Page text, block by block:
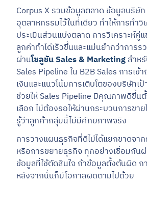
Corpus X รวมข้อมูลตลาด ข้อมูลบริษั
อุตสาหกรรมไว้ในที่เดียว ทำให้การทำวิ
ประเมินส่วนแบ่งตลาด การวิเคราะห์คู่
ลูกค้าทำได้เร็วขึ้นและแม่นยำกว่าการร
ผ่านโซลูชัน Sales & Marketingสำห
Sales Pipeline ใน B2B Sales การเข้
เงินและแนวโน้มการเติบโตของบริษัทเ
ช่วยให้ Sales Pipeline มีคุณภาพดีขึ้น
เลือก ไม่ต้องรอให้ผ่านกระบวนการขา
รู้ว่าลูกค้ากลุ่มนี้ไม่มีศักยภาพจริง
การวางแผนธุรกิจที่ดีไม่ได้แยกขาดจา
หรือการขยายธุรกิจ ทุกอย่างเชื่อมกั
ข้อมูลที่ใช้ตัดสินใจ ถ้าข้อมูลตั้งต้นผิด
หลังจากนั้นก็มีโอกาสผิดตามไปด้วย